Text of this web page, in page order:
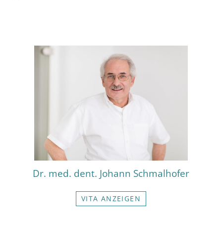
Dr. med. dent. Johann Schmalhofer
VITA ANZEIGEN